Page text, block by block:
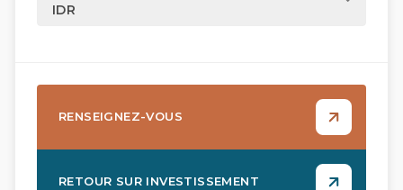
IDR
RENSEIGNEZ-VOUS
RETOUR SUR INVESTISSEMENT